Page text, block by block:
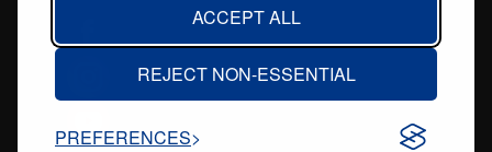
ACCEPT ALL
REJECT NON-ESSENTIAL
PREFERENCES